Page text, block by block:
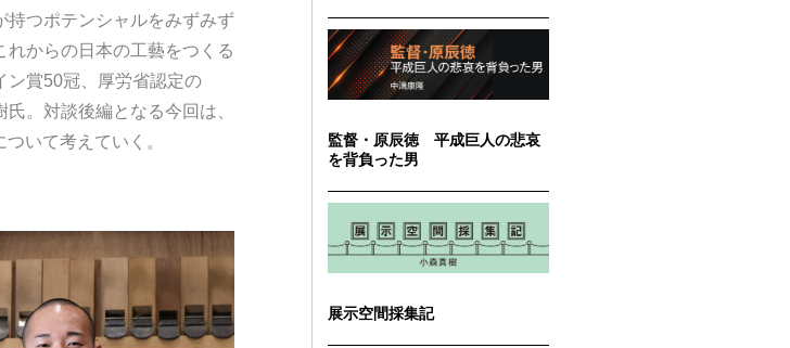
持つポテンシャルをみずみず
れからの日本の工藝をつくる
ン賞50冠、厚労省認定の
。対談後編となる今回は、
いて考えていく。
監督・原辰徳 平成巨人の悲哀
を背負った男
展示空間採集記